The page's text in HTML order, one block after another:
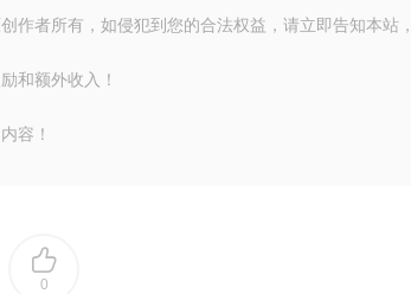
作者所有，如侵犯到您的合法权益，请立即告知本站
和额外收入！
容！
0